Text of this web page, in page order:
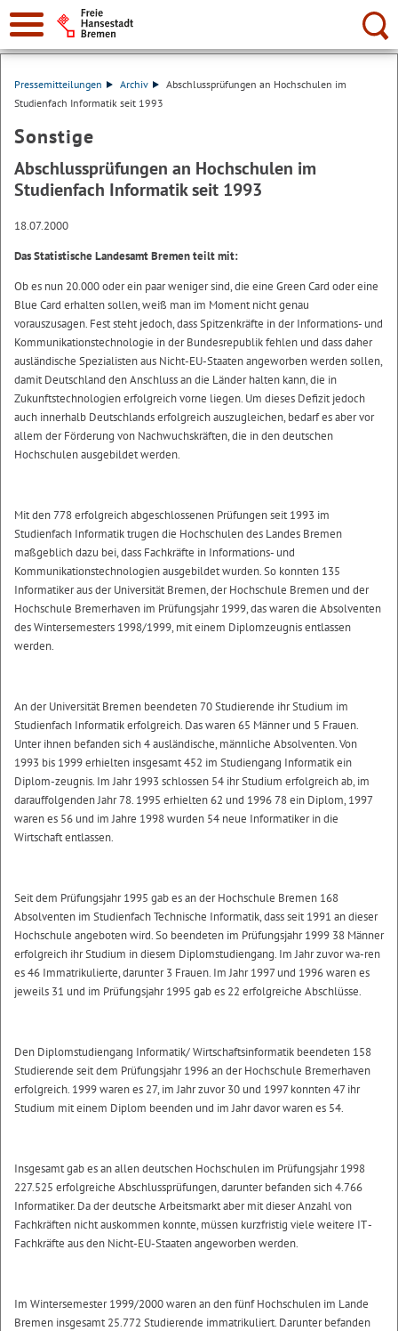
Suche:
Pressemitteilungen Archiv
Abschlussprüfungen an Hochschulen im
Studienfach Informatik seit 1993
Sonstige
Abschlussprüfungen an Hochschulen im
Studienfach Informatik seit 1993
18.07.2000
Das Statistische Landesamt Bremen teilt mit:
Ob es nun 20.000 oder ein paar weniger sind, die eine Green Card oder eine
Blue Card erhalten sollen, weiß man im Moment nicht genau
vorauszusagen. Fest steht jedoch, dass Spitzenkräfte in der Informations- und
Kommunikationstechnologie in der Bundesrepublik fehlen und dass daher
ausländische Spezialisten aus Nicht-EU-Staaten angeworben werden sollen,
damit Deutschland den Anschluss an die Länder halten kann, die in
Zukunftstechnologien erfolgreich vorne liegen. Um dieses Defizit jedoch
auch innerhalb Deutschlands erfolgreich auszugleichen, bedarf es aber vor
allem der Förderung von Nachwuchskräften, die in den deutschen
Hochschulen ausgebildet werden.
Mit den 778 erfolgreich abgeschlossenen Prüfungen seit 1993 im
Studienfach Informatik trugen die Hochschulen des Landes Bremen
maßgeblich dazu bei, dass Fachkräfte in Informations- und
Kommunikationstechnologien ausgebildet wurden. So konnten 135
Informatiker aus der Universität Bremen, der Hochschule Bremen und der
Hochschule Bremerhaven im Prüfungsjahr 1999, das waren die Absolventen
des Wintersemesters 1998/1999, mit einem Diplomzeugnis entlassen
werden.
An der Universität Bremen beendeten 70 Studierende ihr Studium im
Studienfach Informatik erfolgreich. Das waren 65 Männer und 5 Frauen.
Unter ihnen befanden sich 4 ausländische, männliche Absolventen. Von
1993 bis 1999 erhielten insgesamt 452 im Studiengang Informatik ein
Diplom-zeugnis. Im Jahr 1993 schlossen 54 ihr Studium erfolgreich ab, im
darauffolgenden Jahr 78. 1995 erhielten 62 und 1996 78 ein Diplom, 1997
waren es 56 und im Jahre 1998 wurden 54 neue Informatiker in die
Wirtschaft entlassen.
Seit dem Prüfungsjahr 1995 gab es an der Hochschule Bremen 168
Absolventen im Studienfach Technische Informatik, dass seit 1991 an dieser
Hochschule angeboten wird. So beendeten im Prüfungsjahr 1999 38 Männer
erfolgreich ihr Studium in diesem Diplomstudiengang. Im Jahr zuvor wa-ren
es 46 Immatrikulierte, darunter 3 Frauen. Im Jahr 1997 und 1996 waren es
jeweils 31 und im Prüfungsjahr 1995 gab es 22 erfolgreiche Abschlüsse.
Den Diplomstudiengang Informatik/ Wirtschaftsinformatik beendeten 158
Studierende seit dem Prüfungsjahr 1996 an der Hochschule Bremerhaven
erfolgreich. 1999 waren es 27, im Jahr zuvor 30 und 1997 konnten 47 ihr
Studium mit einem Diplom beenden und im Jahr davor waren es 54.
Insgesamt gab es an allen deutschen Hochschulen im Prüfungsjahr 1998
227.525 erfolgreiche Abschlussprüfungen, darunter befanden sich 4.766
Informatiker. Da der deutsche Arbeitsmarkt aber mit dieser Anzahl von
Fachkräften nicht auskommen konnte, müssen kurzfristig viele weitere IT -
Fachkräfte aus den Nicht-EU-Staaten angeworben werden.
Im Wintersemester 1999/2000 waren an den fünf Hochschulen im Lande
Bremen insgesamt 25.772 Studierende immatrikuliert. Darunter befanden